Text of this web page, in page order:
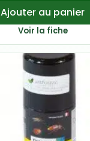
Ajouter au panier
Voir la fiche